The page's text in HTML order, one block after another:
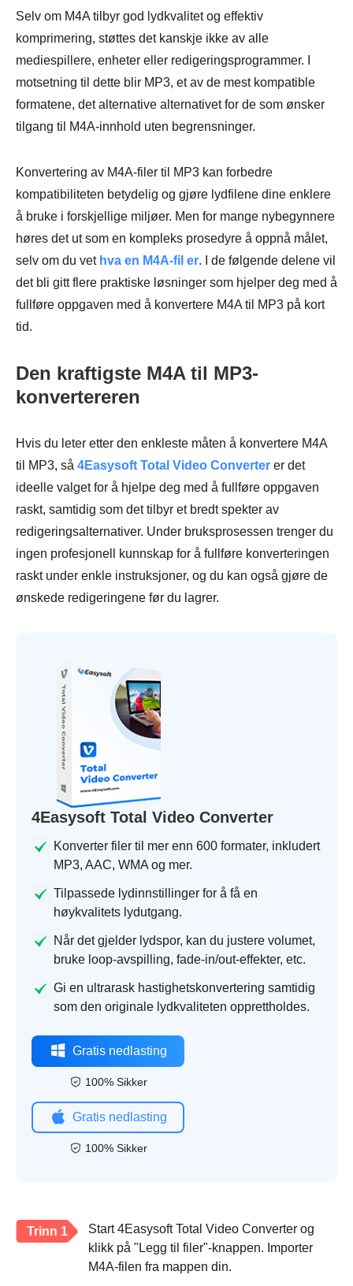
Selv om M4A tilbyr god lydkvalitet og effektiv
komprimering, støttes det kanskje ikke av alle
mediespillere, enheter eller redigeringsprogrammer. I
motsetning til dette blir MP3, et av de mest kompatible
formatene, det alternative alternativet for de som ønsker
tilgang til M4A-innhold uten begrensninger.
Konvertering av M4A-filer til MP3 kan forbedre
kompatibiliteten betydelig og gjøre lydfilene dine enklere
å bruke i forskjellige miljøer. Men for mange nybegynnere
høres det ut som en kompleks prosedyre å oppnå målet,
selv om du vet hva en M4A-fil er. I de følgende delene vil
det bli gitt flere praktiske løsninger som hjelper deg med å
fullføre oppgaven med å konvertere M4A til MP3 på kort
tid.
Den kraftigste M4A til MP3-
konvertereren
Hvis du leter etter den enkleste måten å konvertere M4A
til MP3, så 4Easysoft Total Video Converter er det
ideelle valget for å hjelpe deg med å fullføre oppgaven
raskt, samtidig som det tilbyr et bredt spekter av
redigeringsalternativer. Under bruksprosessen trenger du
ingen profesjonell kunnskap for å fullføre konverteringen
raskt under enkle instruksjoner, og du kan også gjøre de
ønskede redigeringene før du lagrer.
4Easysoft Total Video Converter
Konverter filer til mer enn 600 formater, inkludert
MP3, AAC, WMA og mer.
Tilpassede lydinnstillinger for å få en
høykvalitets lydutgang.
Når det gjelder lydspor, kan du justere volumet,
bruke loop-avspilling, fade-in/out-effekter, etc.
Gi en ultrarask hastighetskonvertering samtidig
som den originale lydkvaliteten opprettholdes.
Gratis nedlasting
100% Sikker
Gratis nedlasting
100% Sikker
Trinn 1
Start 4Easysoft Total Video Converter og
klikk på "Legg til filer"-knappen. Importer
M4A-filen fra mappen din.